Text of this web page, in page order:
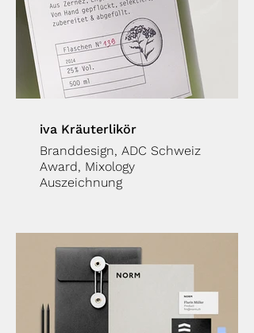
iva Kräuterlikör
Branddesign, ADC Schweiz
Award, Mixology
Auszeichnung